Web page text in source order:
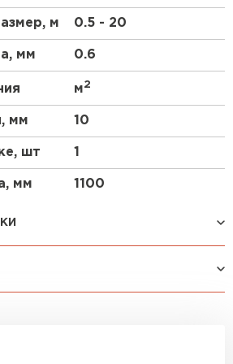
техники и самолетов;
производственные
павильоны;
павильоны;
сооружения.
м 0.5 - 20
мм 0.6
м2
мм 10
шт 1
мм 1100
4 м
до 32 м3